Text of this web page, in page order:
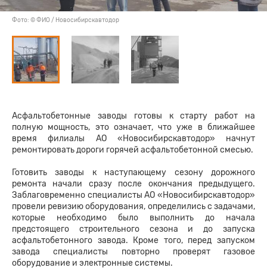
Фото: © ФИО / Новосибирскавтодор
Асфальтобетонные заводы готовы к старту работ на
полную мощность, это означает, что уже в ближайшее
время филиалы АО «Новосибирскавтодор» начнут
ремонтировать дороги горячей асфальтобетонной смесью.
Готовить заводы к наступающему сезону дорожного
ремонта начали сразу после окончания предыдущего.
Заблаговременно специалисты АО «Новосибирскавтодор»
провели ревизию оборудования, определились с задачами,
которые необходимо было выполнить до начала
предстоящего строительного сезона и до запуска
асфальтобетонного завода. Кроме того, перед запуском
завода специалисты повторно проверят газовое
оборудование и электронные системы.